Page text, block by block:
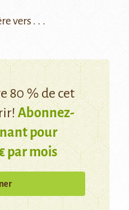
vers . . .
80 % de cet
Abonnez-
pour
par mois